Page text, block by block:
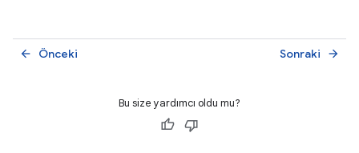
Önceki
arrow_back Sonraki arrow_forward
Bu size yardımcı oldu mu?